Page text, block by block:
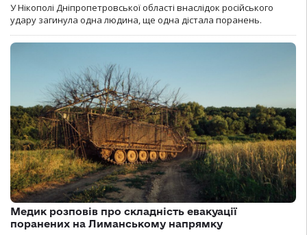
У Нікополі Дніпропетровської області внаслідок російського
удару загинула одна людина, ще одна дістала поранень.
Медик розповів про складність евакуації
поранених на Лиманському напрямку